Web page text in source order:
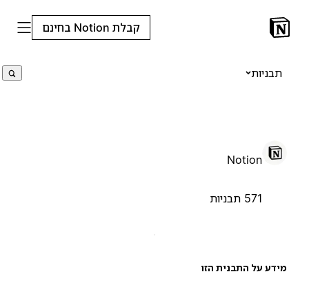
קבלת Notion בחינם
תבניות
Notion
על התבנית הזו